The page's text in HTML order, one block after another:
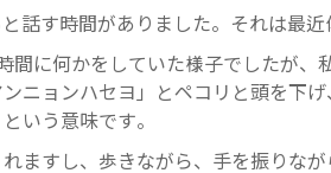
話す時間がありました。それは最近
に何かをしていた様子でしたが、
ニョンハセヨ」とペコリと頭を下
いう意味です。
ますし、歩きながら、手を振りな